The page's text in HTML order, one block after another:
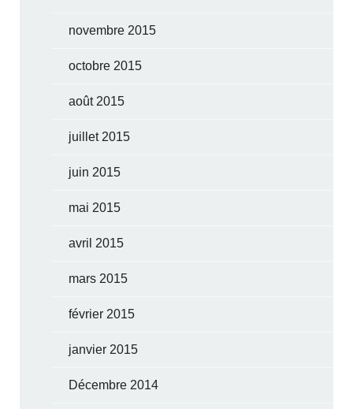
novembre 2015
octobre 2015
août 2015
juillet 2015
juin 2015
mai 2015
avril 2015
mars 2015
février 2015
janvier 2015
Décembre 2014